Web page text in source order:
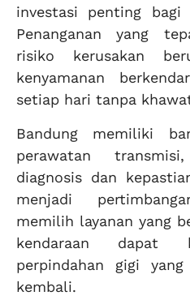
investasi penting
Penanganan yang
risiko kerusakan
kenyamanan
setiap hari tanpa
Bandung memiliki
perawatan
diagnosis dan
menjadi
memilih layanan yang
kendaraan dapat
perpindahan gigi
kembali.